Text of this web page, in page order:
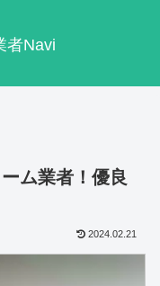
者Navi
ム業者！優良
2024.02.21